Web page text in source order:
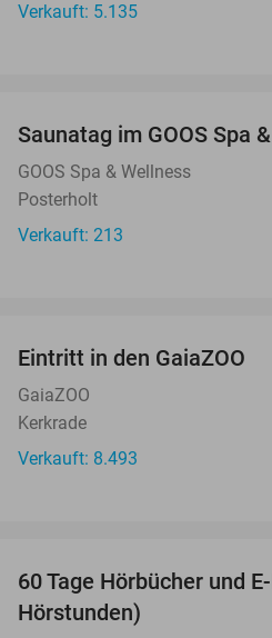
Verkauft: 5.135
Saunatag im GOOS Spa
GOOS Spa & Wellness
Posterholt
Verkauft: 213
Eintritt in den GaiaZOO
GaiaZOO
Kerkrade
Verkauft: 8.493
60 Tage Hörbücher und
Hörstunden)